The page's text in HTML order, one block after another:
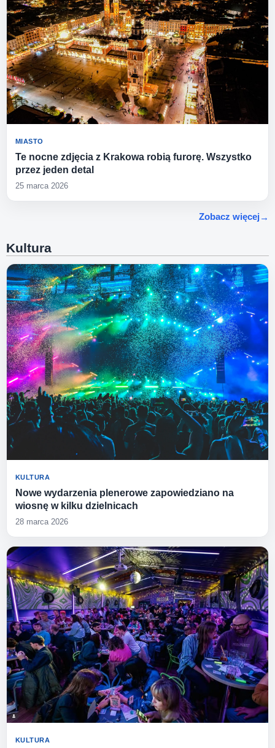
MIASTO
Te nocne zdjęcia z Krakowa robią furorę. Wszystko
przez jeden detal
25 marca 2026
Zobacz więcej
Kultura
KULTURA
Nowe wydarzenia plenerowe zapowiedziano na
wiosnę w kilku dzielnicach
28 marca 2026
KULTURA